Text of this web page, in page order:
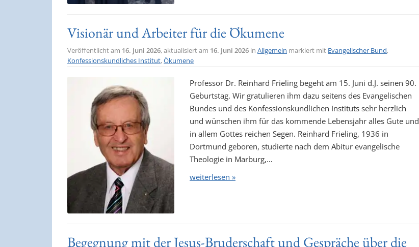
Visionär und Arbeiter für die Ökumene
Veröffentlicht am 16. Juni 2026, aktualisiert am 16. Juni 2026 in Allgemein markiert mit Evangelischer Bund,
Konfessionskundliches Institut,Ökumene
Professor Dr. Reinhard Frieling begeht am 15. Juni d.J. seinen 90.
Geburtstag. Wir gratulieren ihm dazu seitens des Evangelischen
Bundes und des Konfessionskundlichen Instituts sehr herzlich
und wünschen ihm für das kommende Lebensjahr alles Gute und
in allem Gottes reichen Segen. Reinhard Frieling, 1936 in
Dortmund geboren, studierte nach dem Abitur evangelische
Theologie in Marburg,…
weiterlesen »
Begegnung mit der Jesus-Bruderschaft und Gespräche über die